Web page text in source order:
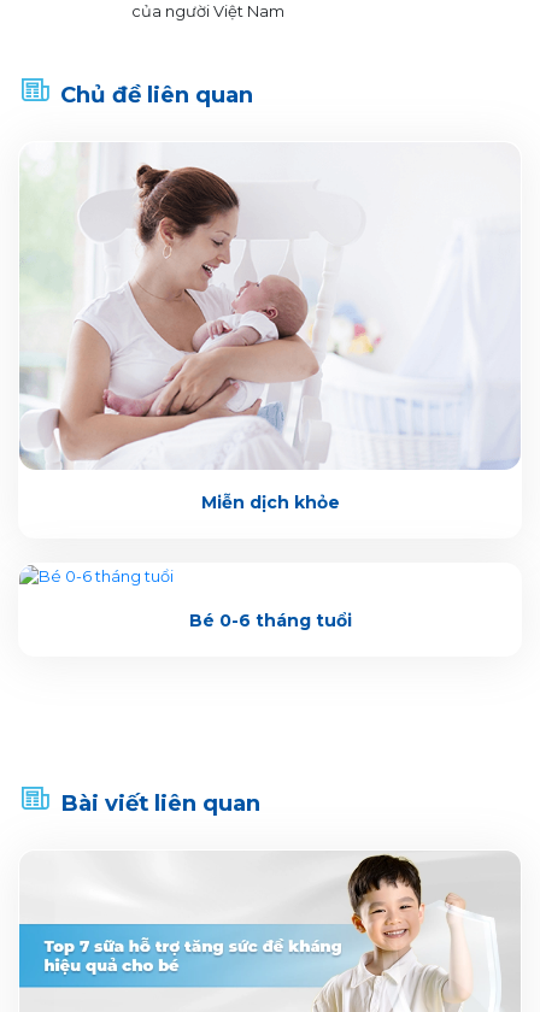
của người Việt Nam
Chủ đề liên quan
Miễn dịch khỏe
Bé 0-6 tháng tuổi
Bài viết liên quan